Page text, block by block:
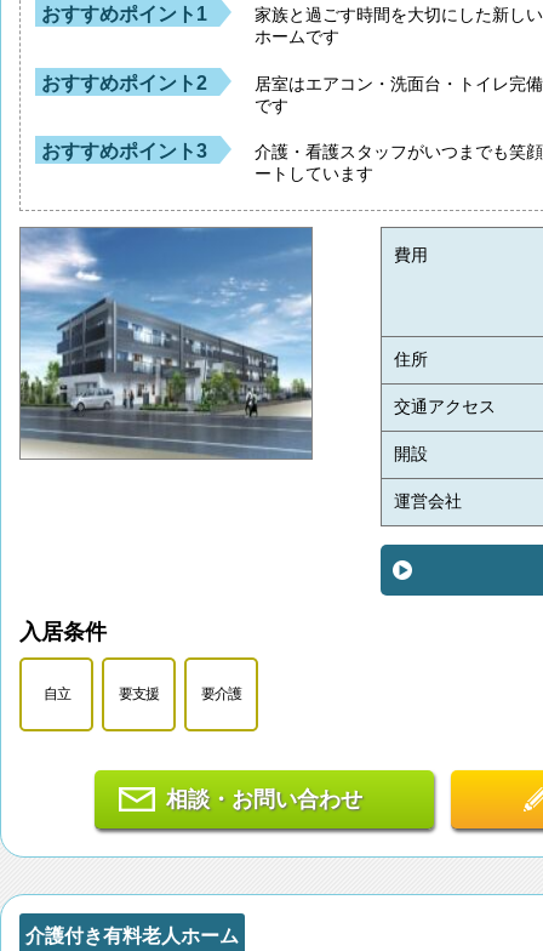
おすすめポイント1
家族と過ごす時間を大切にした新し
ホームです
おすすめポイント2
居室はエアコン・洗面台・トイレ完
です
おすすめポイント3
介護・看護スタッフがいつまでも笑
ートしています
費用
住所
交通アクセス
開設
運営会社
入居条件
自立 要支援 要介護
相談・お問い合わせ
介護付き有料老人ホーム